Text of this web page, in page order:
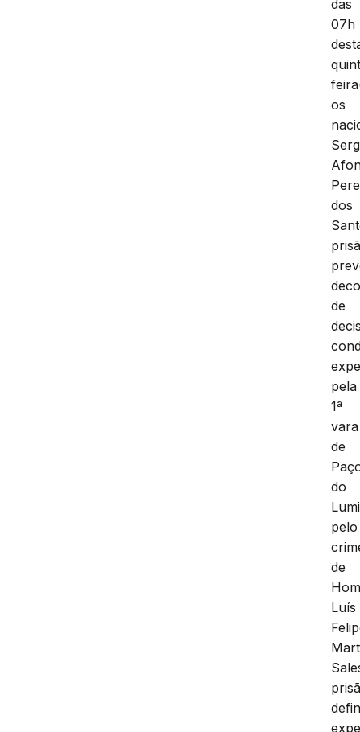
das
07h
os
dos
de
pela
1ª
vara
de
do
pelo
de
Luís